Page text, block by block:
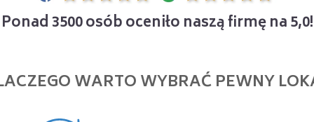
Ponad 3500 osób oceniło naszą firmę na 5,0!
WARTO WYBRAĆ PEWNY